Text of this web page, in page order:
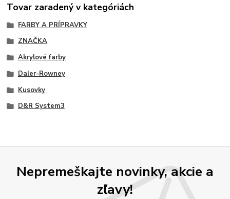
Tovar zaradený v kategóriách
FARBY A PRÍPRAVKY
ZNAČKA
Akrylové farby
Daler-Rowney
Kusovky
D&R System3
Nepremeškajte novinky, akcie a
zľavy!